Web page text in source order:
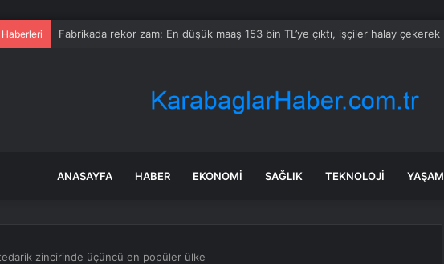
CHP Kilis İl Başkanı Gözaltına Alındı
ANASAYFA HABER EKONOMI SAĞLIK TEKNOLOJI YAŞAM
zincirinde üçüncü en popüler ülke